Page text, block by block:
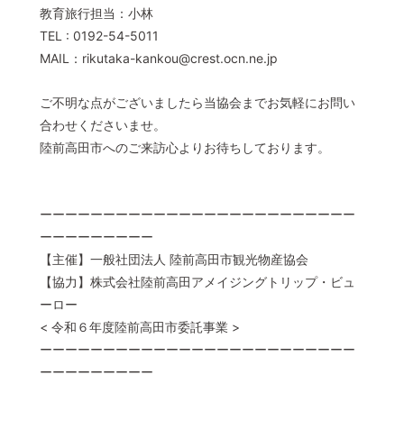
教育旅行担当：小林
TEL : 0192-54-5011
MAIL：rikutaka-kankou@crest.ocn.ne.jp
ご不明な点がございましたら当協会までお気軽にお問い
合わせくださいませ。
陸前高田市へのご来訪心よりお待ちしております。
ーーーーーーーーーーーーーーーーーーーーーーーーー
ーーーーーーーーー
【主催】一般社団法人 陸前高田市観光物産協会
【協力】株式会社陸前高田アメイジングトリップ・ビュ
ーロー
< 令和６年度陸前高田市委託事業 >
ーーーーーーーーーーーーーーーーーーーーーーーーー
ーーーーーーーーー